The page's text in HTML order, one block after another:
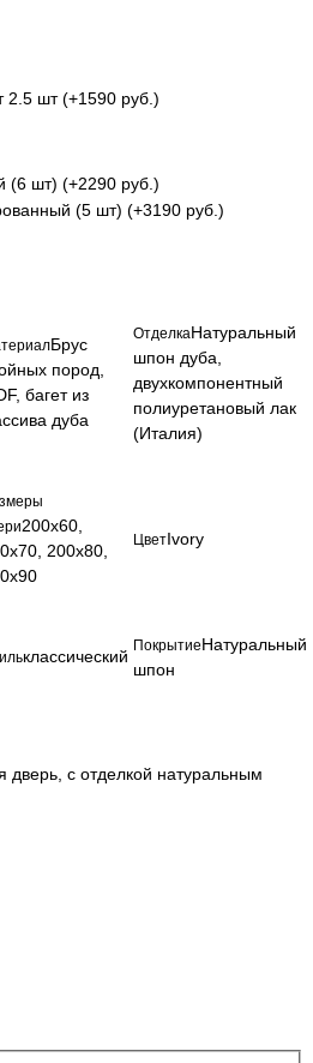
2.5 шт (+1590 руб.)
(6 шт) (+2290 руб.)
(5 шт) (+3190 руб.)
Брус
пород,
багет из
дуба
ОтделкаНатуральный
шпон дуба,
двухкомпонентный
полиуретановый лак
(Италия)
200х60,
200х80,
ЦветIvory
классический
ПокрытиеНатуральный
шпон
дверь, с отделкой натуральным